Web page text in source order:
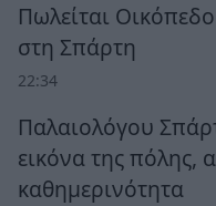
Πωλείται
στη Σπάρτη
22:34
Παλαιολόγου
εικόνα της πόλης,
καθημερινότητα